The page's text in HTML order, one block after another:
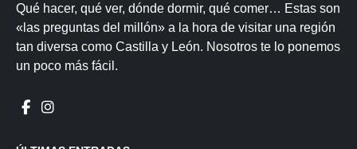
Qué hacer, qué ver, dónde dormir, qué comer… Estas son
«las preguntas del millón» a la hora de visitar una región
tan diversa como Castilla y León. Nosotros te lo ponemos
un poco más fácil.